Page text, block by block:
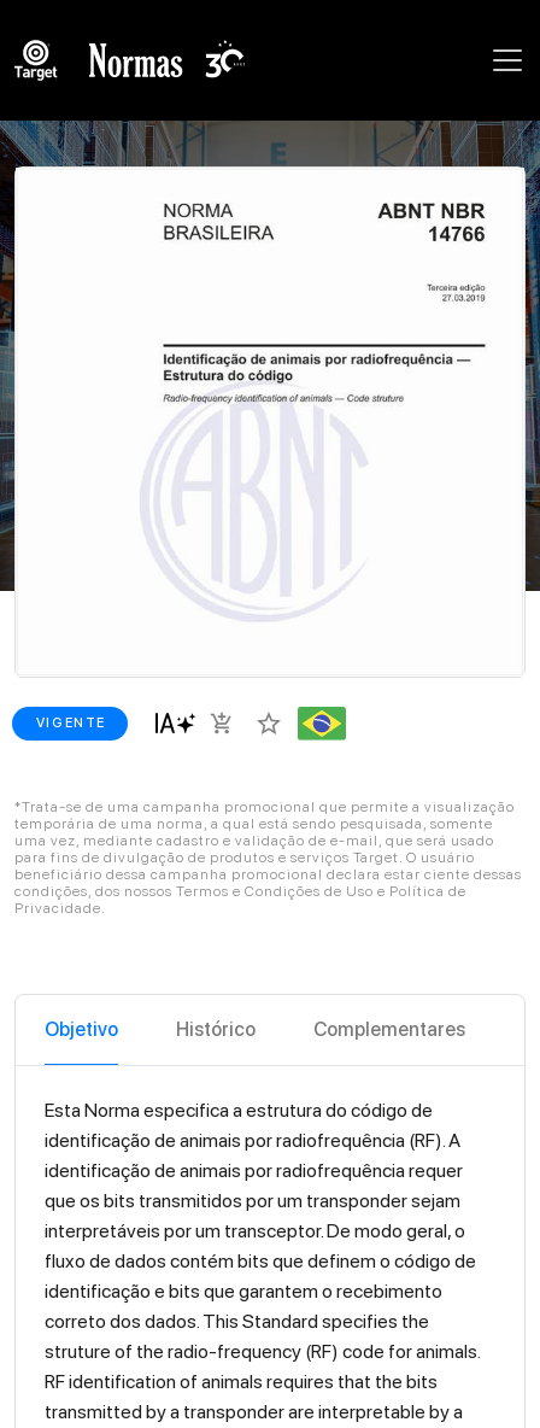
VIGENTE add_shopping_cart star_border
*Trata-se de uma campanha promocional que permite a visualização
temporária de uma norma, a qual está sendo pesquisada, somente
uma vez, mediante cadastro e validação de e-mail, que será usado
para fins de divulgação de produtos e serviços Target. O usuário
beneficiário dessa campanha promocional declara estar ciente dessas
condições, dos nossos Termos e Condições de Uso e Política de
Privacidade.
Objetivo Histórico Complementares
Esta Norma especifica a estrutura do código de
identificação de animais por radiofrequência (RF). A
identificação de animais por radiofrequência requer
que os bits transmitidos por um transponder sejam
interpretáveis por um transceptor. De modo geral, o
fluxo de dados contém bits que definem o código de
identificação e bits que garantem o recebimento
correto dos dados. This Standard specifies the
struture of the radio-frequency (RF) code for animals.
RF identification of animals requires that the bits
transmitted by a transponder are interpretable by a